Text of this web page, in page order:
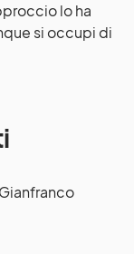
lo ha
si occupi di